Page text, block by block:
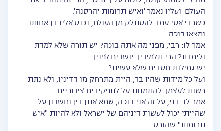
העולם. ועליו נאמר 'ואיש תרומות יהרסנה'.
כשרבי אסי עמד להסתלק מן העולם, נכנס אליו בן אחותו
ומצאו בוכה.
אמר לו: רבי, מפני מה אתה בוכה? יש תורה שלא למדת
ולימדת? הרי תלמידיך יושבים לפניך.
יש גמילות חסדים שלא עשית?
ועל כל מידות שהיו בך, היית מתרחק מן הדינין, ולא נתת
רשות לעצמך להתמנות על לתפקידים ציבוריים.
אמר לו: בני, על זה אני בוכה, שמא אתן דין וחשבון על
שהייתי יכול לעשות דיניהם של ישראל ולא להיות "איש
תרומות" שהורס.